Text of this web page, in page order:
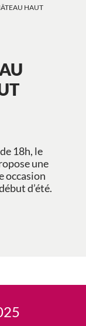
HAUT
18h, le
une
occasion
d’été.